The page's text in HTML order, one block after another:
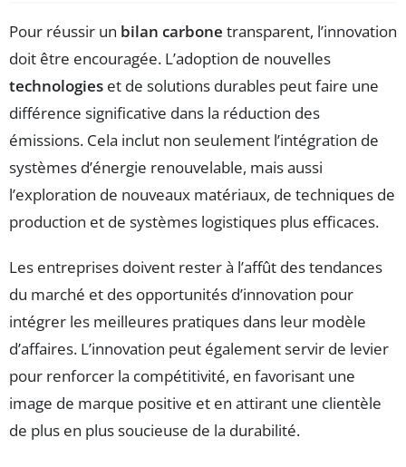
Pour réussir un bilan carbone transparent, l’innovation
doit être encouragée. L’adoption de nouvelles
technologies et de solutions durables peut faire une
différence significative dans la réduction des
émissions. Cela inclut non seulement l’intégration de
systèmes d’énergie renouvelable, mais aussi
l’exploration de nouveaux matériaux, de techniques de
production et de systèmes logistiques plus efficaces.
Les entreprises doivent rester à l’affût des tendances
du marché et des opportunités d’innovation pour
intégrer les meilleures pratiques dans leur modèle
d’affaires. L’innovation peut également servir de levier
pour renforcer la compétitivité, en favorisant une
image de marque positive et en attirant une clientèle
de plus en plus soucieuse de la durabilité.